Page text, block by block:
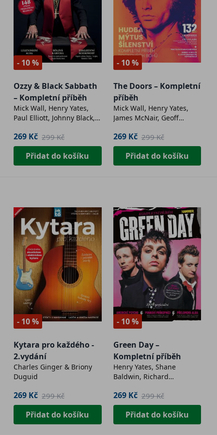
- 10 %
Ozzy & Black Sabbath
– Kompletní příběh
Mick Wall, Henry Yates,
Paul Elliott, Johnny Black,
Dalton, Dave Everley, Ian
Fortnam, Perran Helyes,
Stephen Hill, Rich Hobson,
Chris Chantler
269 Kč 299 Kč
Přidat do košíku
- 10 %
The Doors – Kompletní
příběh
Mick Wall, Henry Yates,
James McNair, Geoff
Black, Joe Daly, Dave
Everley, Rob Hughes,
Kevin Murphy
269 Kč 299 Kč
Přidat do košíku
- 10 %
Kytara pro každého -
2.vydání
Charles Ginger & Briony
Duguid
269 Kč 299 Kč
Přidat do košíku
- 10 %
Green Day –
Kompletní příběh
Henry Yates, Shane
Baldwin, Richard
James Jam, Darren James,
Larry Livermore, Kate
Purdy, Scott Rowley, Ian
Winwood
269 Kč 299 Kč
Přidat do košíku